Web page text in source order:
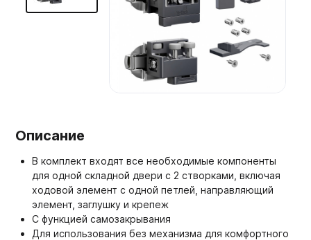
Описание
В комплект входят все необходимые компоненты
для одной складной двери с 2 створками, включая
ходовой элемент с одной петлей, направляющий
элемент, заглушку и крепеж
С функцией самозакрывания
Для использования без механизма для комфортного